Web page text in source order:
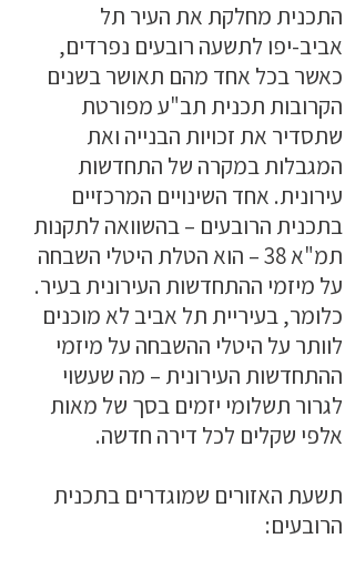
התכנית מחלקת את העיר תל
אביב-יפו לתשעה רובעים נפרדים,
כאשר בכל אחד מהם תאושר בשנים
הקרובות תכנית תב"ע מפורטת
שתסדיר את זכויות הבנייה ואת
המגבלות במקרה של התחדשות
עירונית. אחד השינויים המרכזיים
בתכנית הרובעים – בהשוואה לתקנות
תמ"א 38 – הוא הטלת היטלי השבחה
על מיזמי ההתחדשות העירונית בעיר.
כלומר, בעיריית תל אביב לא מוכנים
לוותר על היטלי ההשבחה על מיזמי
ההתחדשות העירונית – מה שעשוי
לגרור תשלומי יזמים בסך של מאות
אלפי שקלים לכל דירה חדשה.
תשעת האזורים שמוגדרים בתכנית
הרובעים: